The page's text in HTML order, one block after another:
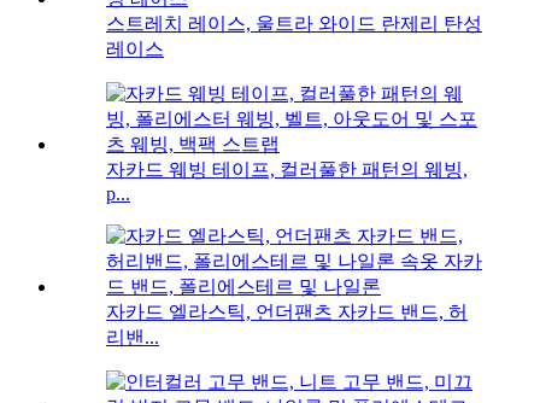
스트레치 레이스, 울트라 와이드 란제리 ​​탄성
레이스
자카드 웨빙 테이프, 컬러풀한 패턴의 웨빙,
p...
자카드 엘라스틱, 언더팬츠 자카드 밴드, 허
리밴...